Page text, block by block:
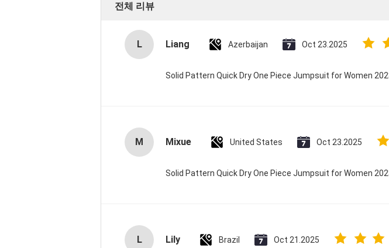
전체 리뷰
L Liang Azerbaijan Oct 23.2025
Solid Pattern Quick Dry One Piece Jumpsuit for Women
M Mixue United States Oct 23.2025
Solid Pattern Quick Dry One Piece Jumpsuit for Women
L Lily Brazil Oct 21.2025